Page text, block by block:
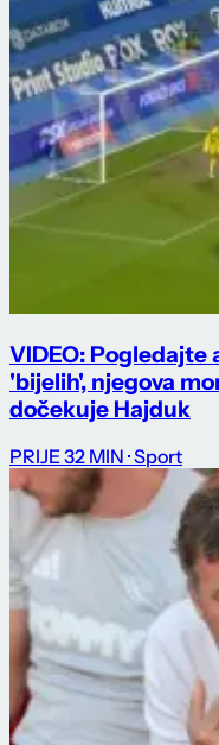
VIDEO: Pogledajte
'bijelih', njegova
dočekuje Hajduk
PRIJE 32 MIN · Sport